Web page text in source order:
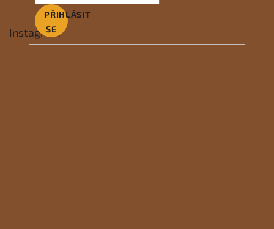
PŘIHLÁSIT
SE
Instagram